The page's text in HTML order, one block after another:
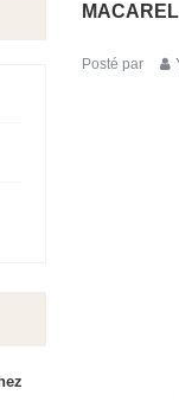
Posté par